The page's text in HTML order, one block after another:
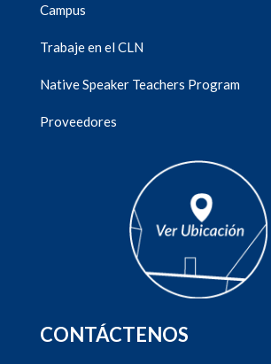
Campus
Trabaje en el CLN
Native Speaker Teachers Program
Proveedores
CONTÁCTENOS